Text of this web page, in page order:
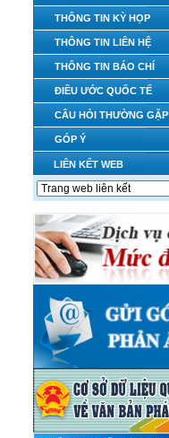
THÔNG TIN KỲ HỌP
THÔNG TIN LIÊN HỆ
THÔNG TIN BÁO CHÍ
ĐIỀU ƯỚC QUỐC TẾ
CÂU HỎI THƯỜNG GẶP
GÓP Ý
LIÊN KẾT WEB